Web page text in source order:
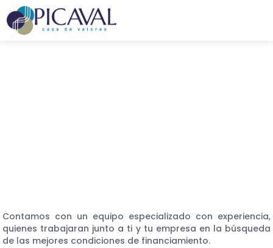
Skip
to
content
Contamos con un equipo especializado con experiencia,
quienes trabajaran junto a ti y tu empresa en la búsqueda
de las mejores condiciones de financiamiento.